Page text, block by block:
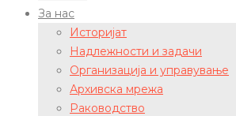
За нас
Историјат
Надлежности и задачи
Организација и управување
Архивска мрежа
Раководство